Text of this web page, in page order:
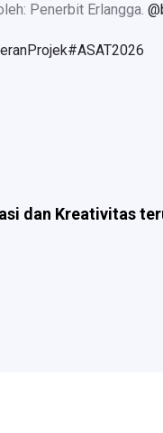
Penerbit Erlangga.
#ASAT2026
dan Kreativitas